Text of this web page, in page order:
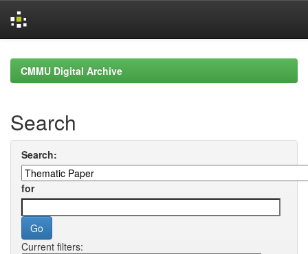
navigationCMMU Digital Archive
Search
Search:
for
Current filters: